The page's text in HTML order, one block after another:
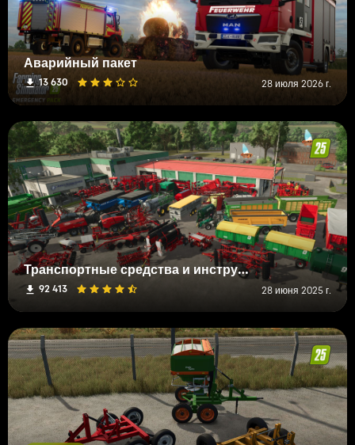
Аварийный пакет
13 630 28 июля 2026 г.
Транспортные средства и инструменты FS19 (H-K)
92 413 28 июня 2025 г.